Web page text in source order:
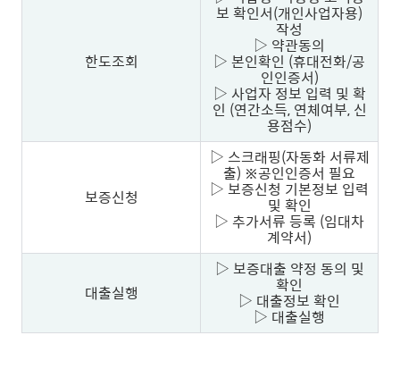
한도조회
보 확인서(개인사업자용)
작성
▷ 약관동의
▷ 본인확인 (휴대전화/공
인인증서)
▷ 사업자 정보 입력 및 확
인 (연간소득, 연체여부, 신
용점수)
보증신청
▷ 스크래핑(자동화 서류제
출) ※공인인증서 필요
▷ 보증신청 기본정보 입력
및 확인
▷ 추가서류 등록 (임대차
계약서)
대출실행
▷ 보증대출 약정 동의 및
확인
▷ 대출정보 확인
▷ 대출실행